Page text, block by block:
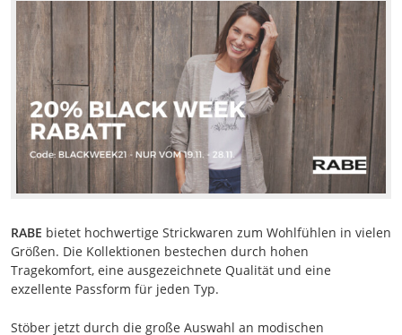
RABE bietet hochwertige Strickwaren zum Wohlfühlen in vielen
Größen. Die Kollektionen bestechen durch hohen
Tragekomfort, eine ausgezeichnete Qualität und eine
exzellente Passform für jeden Typ.
Stöber jetzt durch die große Auswahl an modischen